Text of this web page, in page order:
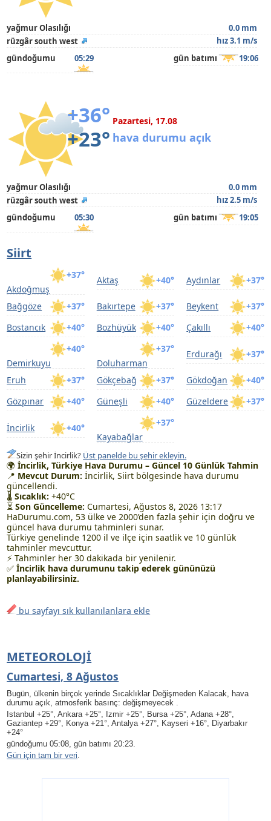
yağmur Olasılığı
0.0 mm
rüzgâr south west
hız 3.1 m/s
gündoğumu
05:29 gün batımı 19:06
+36°
+23°
Pazartesi, 17.08
hava durumu açık
yağmur Olasılığı
0.0 mm
rüzgâr south west
hız 2.5 m/s
gündoğumu
05:30 gün batımı 19:05
Siirt
+37°
Akdoğmuş
+40°
Aktaş +37°
Aydınlar
+37°
Bağgöze +37°
Bakırtepe +37°
Beykent
+40°
Bostancık +40°
Bozhüyük +40°
Çakıllı
+40°
Demirkuyu
+37°
Doluharman
+37°
Erdurağı
+37°
Eruh +37°
Gökçebağ +40°
Gökdoğan
+40°
Gözpınar +40°
Güneşli +37°
Güzeldere
+40°
İncirlik
+37°
Kayabağlar
Sizin şehir İncirlik? Üst panelde bu şehir ekleyin.
🌍İncirlik, Türkiye Hava Durumu – Güncel 10 Günlük Tahmin
📍 Mevcut Durum: İncirlik, Siirt bölgesinde hava durumu
güncellendi.
🌡Sıcaklık: +40°C
⏳Son Güncelleme: Cumartesi, Ağustos 8, 2026 13:17
HaDurumu.com, 53 ülke ve 2000’den fazla şehir için doğru ve
güncel hava durumu tahminleri sunar.
Türkiye genelinde 1200 il ve ilçe için saatlik ve 10 günlük
tahminler mevcuttur.
⚡ Tahminler her 30 dakikada bir yenilenir.
✅İncirlik hava durumunu takip ederek gününüzü
planlayabilirsiniz.
bu sayfayı sık kullanılanlara ekle
METEOROLOJI
Cumartesi, 8 Ağustos
Bugün, ülkenin birçok yerinde Sıcaklıklar Değişmeden Kalacak, hava
durumu açık, atmosferik basınç: değişmeyecek .
Istanbul +25°, Ankara +25°, Izmir +25°, Bursa +25°, Adana +28°,
Gaziantep +29°, Konya +21°, Antalya +27°, Kayseri +16°, Diyarbakır
+24°
gündoğumu 05:08, gün batımı 20:23.
Gün için tam bir veri.